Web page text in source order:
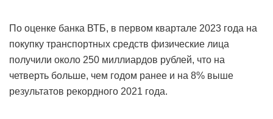
По оценке банка ВТБ, в первом квартале 2023 года на
покупку транспортных средств физические лица
получили около 250 миллиардов рублей, что на
четверть больше, чем годом ранее и на 8% выше
результатов рекордного 2021 года.